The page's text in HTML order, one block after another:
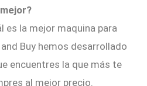
mejor?
es la mejor maquina para
Buy hemos desarrollado
encuentres la que más te
al mejor precio.